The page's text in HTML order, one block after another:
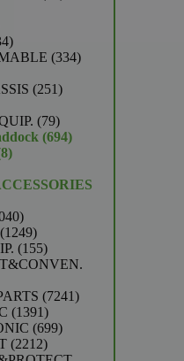
334
producten334334
251251
7979
producten
694694
88
22040
producten
12491249
producten
155155
producten
72417241
13911391
producten
699699
22122212